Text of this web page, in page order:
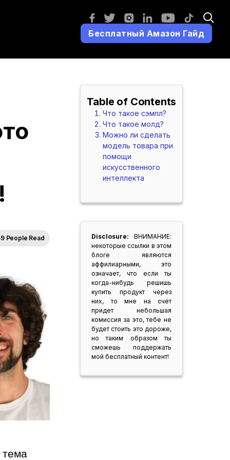
Бесплатный Амазон Гайд
People Read
Table of Contents
Что такое сэмпл?
Что такое молд?
Можно ли сделать
модель товара при
помощи
искусственного
интеллекта
Disclosure:
ВНИМАНИЕ:
некоторые ссылки в этом
блоге являются
аффилиарными, это
означает, что если ты
когда-нибудь решишь
купить продукт через
них, то мне на счёт
придет небольшая
комиссия за это, тебе не
будет стоить это дороже,
но таким образом ты
сможешь поддержать
мой бесплатный контент!